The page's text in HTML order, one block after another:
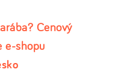
Cenový
e-shopu